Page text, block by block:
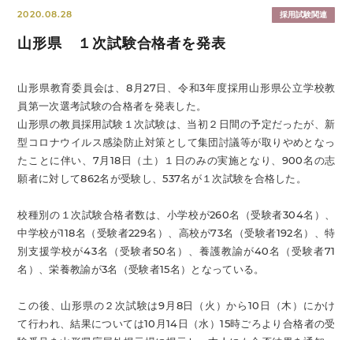
2020.08.28 採用試験関連
山形県 １次試験合格者を発表
山形県教育委員会は、8月27日、令和3年度採用山形県公立学校教
員第一次選考試験の合格者を発表した。
山形県の教員採用試験１次試験は、当初２日間の予定だったが、新
型コロナウイルス感染防止対策として集団討議等が取りやめとなっ
たことに伴い、7月18日（土）１日のみの実施となり、900名の志
願者に対して862名が受験し、537名が１次試験を合格した。
校種別の１次試験合格者数は、小学校が260名（受験者304名）、
中学校が118名（受験者229名）、高校が73名（受験者192名）、特
別支援学校が43名（受験者50名）、養護教諭が40名（受験者71
名）、栄養教諭が3名（受験者15名）となっている。
この後、山形県の２次試験は9月8日（火）から10日（木）にかけ
て行われ、結果については10月14日（水）15時ごろより合格者の受